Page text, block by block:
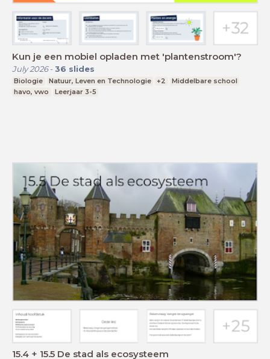
Kun je een mobiel opladen met 'plantenstroom'?
July 2026- 36 slides
Biologie Natuur, Leven en Technologie +2
Middelbare school
havo, vwo
Leerjaar 3-5
15.4 + 15.5 De stad als ecosysteem